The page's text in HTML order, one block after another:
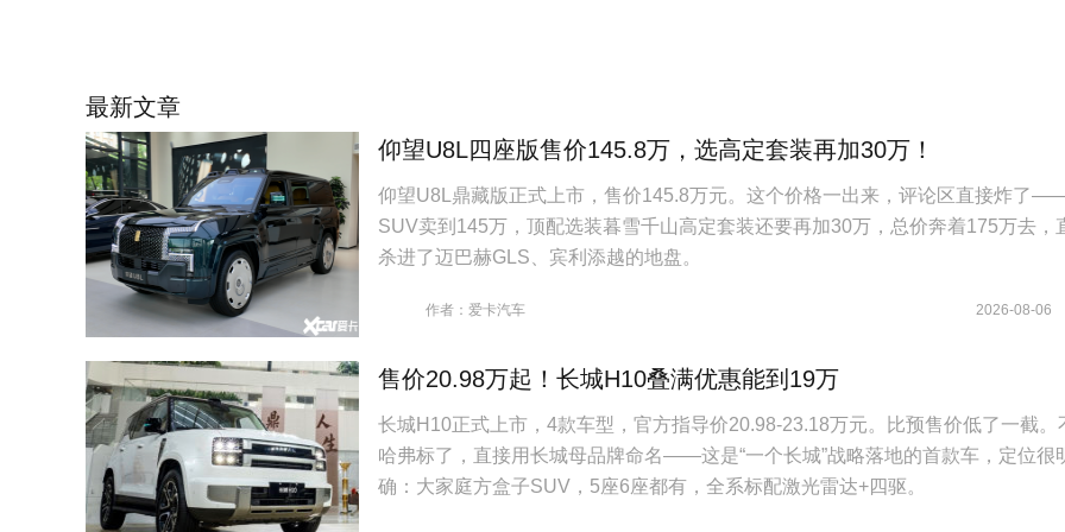
最新文章
仰望U8L四座版售价145.8万，选高定套装再加30万！
仰望U8L鼎藏版正式上市，售价145.8万元。这个价格一出来，评论区直接炸了
SUV卖到145万，顶配选装暮雪千山高定套装还要再加30万，总价奔着175万去，
杀进了迈巴赫GLS、宾利添越的地盘。
作者：爱卡汽车 2026-08-06
售价20.98万起！长城H10叠满优惠能到19万
长城H10正式上市，4款车型，官方指导价20.98-23.18万元。比预售价低了一截。
哈弗标了，直接用长城母品牌命名——这是“一个长城”战略落地的首款车，定位很
确：大家庭方盒子SUV，5座6座都有，全系标配激光雷达+四驱。